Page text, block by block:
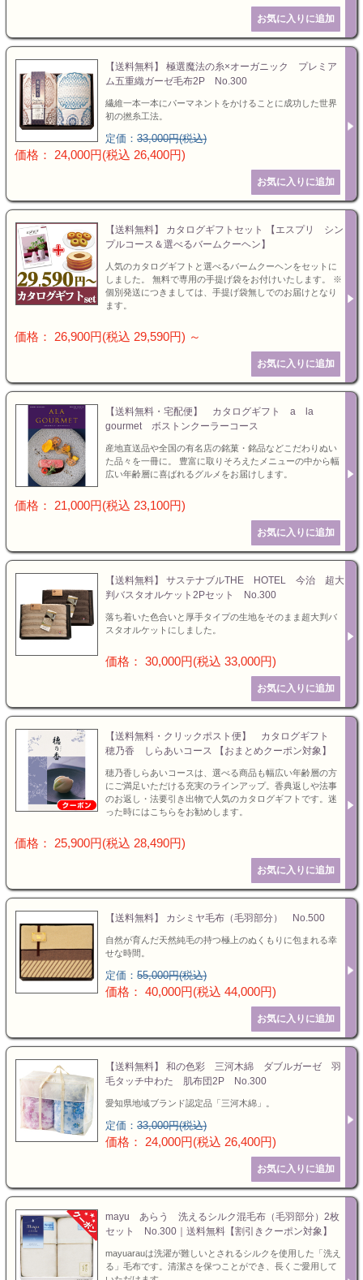
【送料無料】 極選魔法の糸×オーガニック プレミア
ム五重織ガーゼ毛布2P No.300
繊維一本一本にパーマネントをかけることに成功した世界
初の撚糸工法。
定価： 33,000円(税込)
価格： 24,000円(税込 26,400円)
【送料無料】 カタログギフトセット 【エスプリ シン
プルコース＆選べるバームクーヘン】
人気のカタログギフトと選べるバームクーヘンをセットに
しました。 無料で専用の手提げ袋をお付けいたします。 ※
個別発送につきましては、手提げ袋無しでのお届けとなり
ます。
価格： 26,900円(税込 29,590円) ～
【送料無料・宅配便】 カタログギフト a la
gourmet ボストンクーラーコース
産地直送品や全国の有名店の銘菓・銘品などこだわりぬい
た品々を一冊に。 豊富に取りそろえたメニューの中から幅
広い年齢層に喜ばれるグルメをお届けします。
価格： 21,000円(税込 23,100円)
【送料無料】 サステナブルTHE HOTEL 今治 超大
判バスタオルケット2Pセット No.300
落ち着いた色合いと厚手タイプの生地をそのまま超大判バ
スタオルケットにしました。
価格： 30,000円(税込 33,000円)
【送料無料・クリックポスト便】 カタログギフト
穂乃香 しらあいコース 【おまとめクーポン対象】
穂乃香しらあいコースは、選べる商品も幅広い年齢層の方
にご満足いただける充実のラインアップ。香典返しや法事
のお返し・法要引き出物で人気のカタログギフトです。迷
った時にはこちらをお勧めします。
価格： 25,900円(税込 28,490円)
【送料無料】 カシミヤ毛布（毛羽部分） No.500
自然が育んだ天然純毛の持つ極上のぬくもりに包まれる幸
せな時間。
定価： 55,000円(税込)
価格： 40,000円(税込 44,000円)
【送料無料】 和の色彩 三河木綿 ダブルガーゼ 羽
毛タッチ中わた 肌布団2P No.300
愛知県地域ブランド認定品「三河木綿」。
定価： 33,000円(税込)
価格： 24,000円(税込 26,400円)
mayu あらう 洗えるシルク混毛布（毛羽部分）2枚
セット No.300｜送料無料【割引きクーポン対象】
mayuarauは洗濯が難しいとされるシルクを使用した「洗え
る」毛布です。清潔さを保つことができ、長くご愛用して